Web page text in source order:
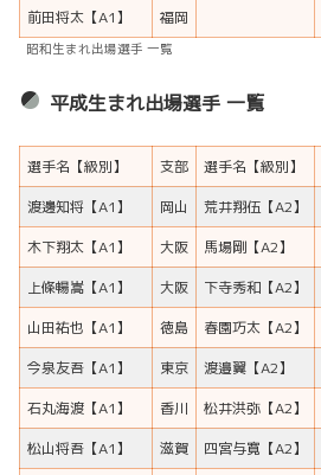
前田将太【A1】
福岡
昭和生まれ出場選手 一覧
平成生まれ出場選手 一覧
選手名【級別】 支部 選手名【級別】
渡邊知将【A1】
岡山 荒井翔伍【A2】
木下翔太【A1】
大阪 馬場剛【A2】
上條暢嵩【A1】
大阪 下寺秀和【A2】
山田祐也【A1】
徳島 春園巧太【A2】
今泉友吾【A1】
東京 渡邉翼【A2】
石丸海渡【A1】
香川 松井洪弥【A2】
松山将吾【A1】
滋賀 四宮与寛【A2】